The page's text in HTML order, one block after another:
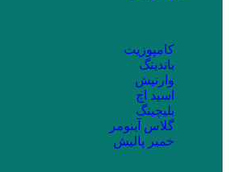
کامپوزیت
باندینگ
وارنیش
اسید اچ
بلیچینگ
گلاس آینومر
خمیر پالیش